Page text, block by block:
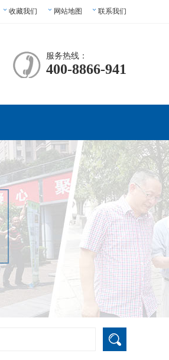
收藏我们 网站地图 联系我们
服务热线：
400-8866-941